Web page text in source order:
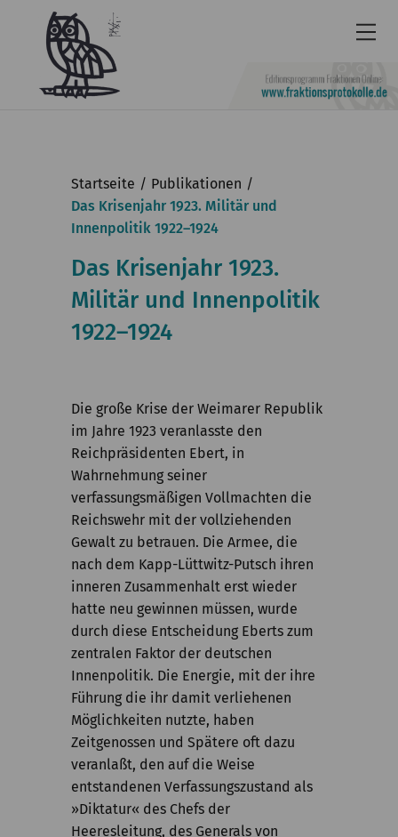
Leichte
Sprache
Kontakt
English
KGParl
Kommission
Institut
Forschung
Publikationen
Startseite
Publikationen
Das Krisenjahr 1923. Militär und
Innenpolitik 1922–1924
Das Krisenjahr 1923.
Militär und Innenpolitik
1922–1924
Die große Krise der Weimarer Republik
im Jahre 1923 veranlasste den
Reichpräsidenten Ebert, in
Wahrnehmung seiner
verfassungsmäßigen Vollmachten die
Reichswehr mit der vollziehenden
Gewalt zu betrauen. Die Armee, die
nach dem Kapp-Lüttwitz-Putsch ihren
inneren Zusammenhalt erst wieder
hatte neu gewinnen müssen, wurde
durch diese Entscheidung Eberts zum
zentralen Faktor der deutschen
Innenpolitik. Die Energie, mit der ihre
Führung die ihr damit verliehenen
Möglichkeiten nutzte, haben
Zeitgenossen und Spätere oft dazu
veranlaßt, den auf die Weise
entstandenen Verfassungszustand als
»Diktatur« des Chefs der
Heeresleitung, des Generals von